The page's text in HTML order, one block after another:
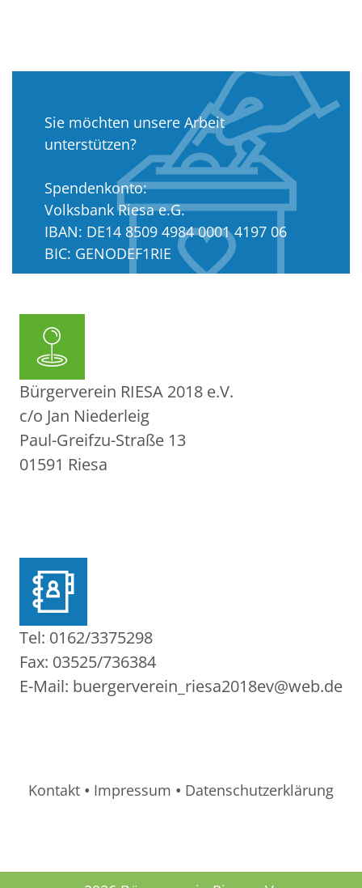
Sie möchten unsere Arbeit
unterstützen?
Spendenkonto:
Volksbank Riesa e.G.
IBAN: DE14 8509 4984 0001 4197 06
BIC: GENODEF1RIE
Bürgerverein RIESA 2018 e.V.
c/o Jan Niederleig
Paul-Greifzu-Straße 13
01591 Riesa
Tel: 0162/3375298
Fax: 03525/736384
E-Mail: buergerverein_riesa2018ev@web.de
Kontakt • Impressum • Datenschutzerklärung